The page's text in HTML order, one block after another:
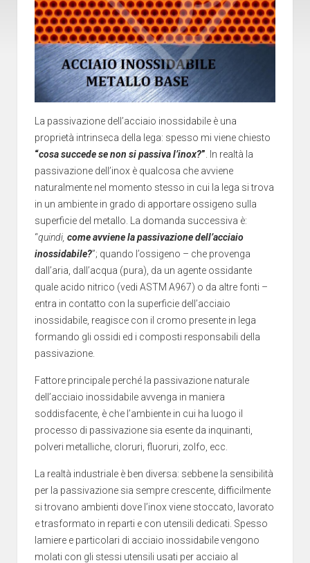
La passivazione dell’acciaio inossidabile è una
proprietà intrinseca della lega: spesso mi viene chiesto
“cosa succede se non si passiva l’inox?” . In realtà la
passivazione dell’inox è qualcosa che avviene
naturalmente nel momento stesso in cui la lega si trova
in un ambiente in grado di apportare ossigeno sulla
superficie del metallo. La domanda successiva è:
“quindi, come avviene la passivazione dell’acciaio
inossidabile?”; quando l’ossigeno – che provenga
dall’aria, dall’acqua (pura), da un agente ossidante
quale acido nitrico (vedi ASTM A967) o da altre fonti –
entra in contatto con la superficie dell’acciaio
inossidabile, reagisce con il cromo presente in lega
formando gli ossidi ed i composti responsabili della
passivazione.
Fattore principale perché la passivazione naturale
dell’acciaio inossidabile avvenga in maniera
soddisfacente, è che l’ambiente in cui ha luogo il
processo di passivazione sia esente da inquinanti,
polveri metalliche, cloruri, fluoruri, zolfo, ecc.
La realtà industriale è ben diversa: sebbene la sensibilità
per la passivazione sia sempre crescente, difficilmente
si trovano ambienti dove l’inox viene stoccato, lavorato
e trasformato in reparti e con utensili dedicati. Spesso
lamiere e particolari di acciaio inossidabile vengono
molati con gli stessi utensili usati per acciaio al